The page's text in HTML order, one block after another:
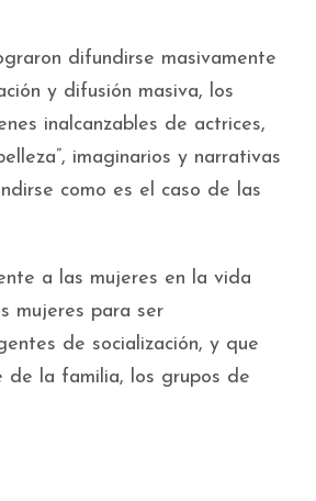
difundirse masivamente
y difusión masiva, los
inalcanzables de actrices,
imaginarios y narrativas
como es el caso de las
a las mujeres en la vida
mujeres para ser
de socialización, y que
de la familia, los grupos de